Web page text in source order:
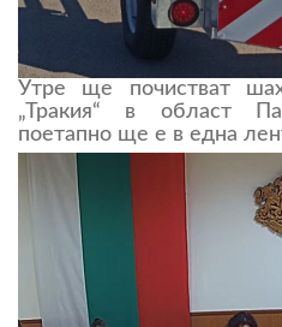
Утре ще почистват
„Тракия“ в област
поетапно ще е в една